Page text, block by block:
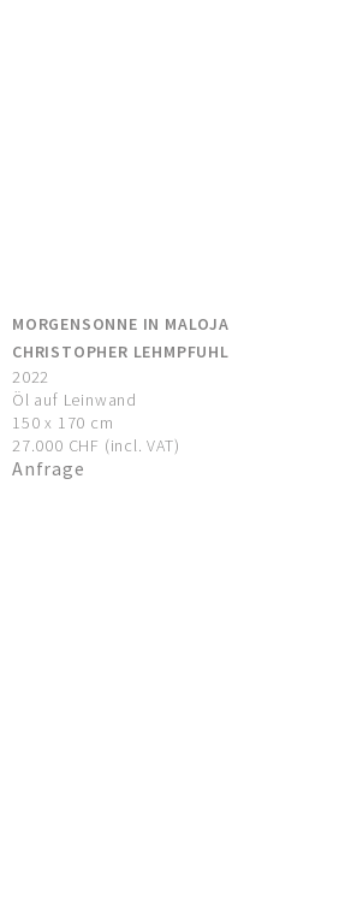
MORGENSONNE IN MALOJA
CHRISTOPHER LEHMPFUHL
2022
Öl auf Leinwand
150 x 170 cm
27.000 CHF (incl. VAT)
Anfrage